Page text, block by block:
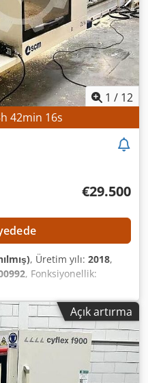
Yatay delme milleri:
Takım değiştirici
Kontrol edilen
Gerilim: 400 V Akım
Boyutlar ve ağırlık
x 2.300 mm Taşıma
x 2.400 mm Taşıma
2 adet DONANIM
Becker PICCHIO 2200,
Manuel kontrol
ve USB bellek
CE işareti
1 / 12
h 42min 14s
€29.500
, Üretim yılı: 2018,
, Fonksiyonellik:
DETAYLAR Tabla uzunluğu:
X ekseni çalışma alanı:
1.300 mm Z ekseni
hareket mesafesi: 5.400
mm Z ekseni hareket
35 m/dak Maksimum X
X ekseni: 90 m/dak (?)
Açık artırma